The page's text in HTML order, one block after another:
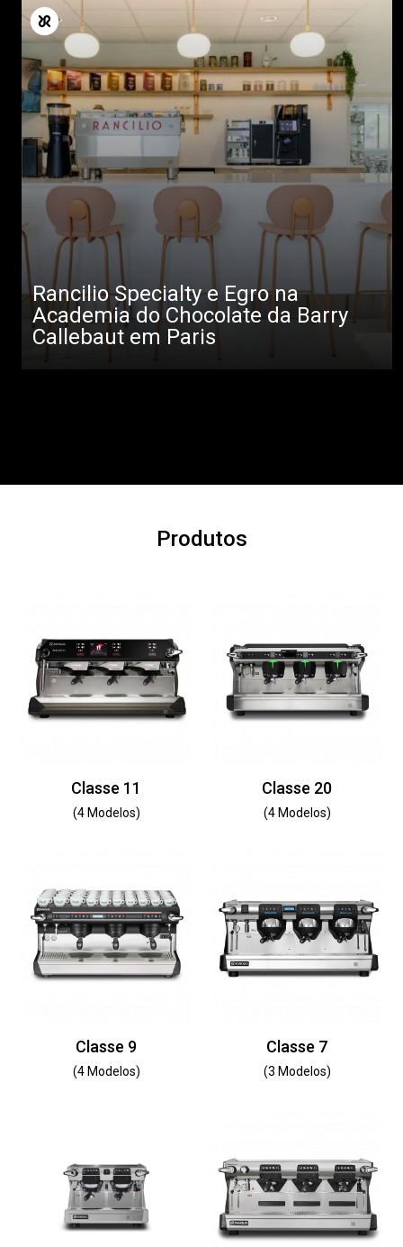
Rancilio Specialty e Egro na
Academia do Chocolate da Barry
Callebaut em Paris
Produtos
Classe 11
(4 Modelos)
Classe 20
(4 Modelos)
Classe 9
(4 Modelos)
Classe 7
(3 Modelos)